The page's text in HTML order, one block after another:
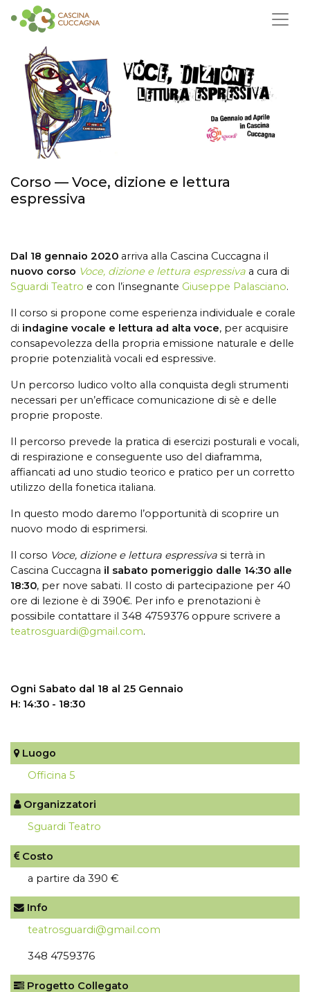
Corso — Voce, dizione e lettura
espressiva
Dal 18 gennaio 2020 arriva alla Cascina Cuccagna il
nuovo corso Voce, dizione e lettura espressiva a cura di
Sguardi Teatro e con l’insegnante Giuseppe Palasciano.
Il corso si propone come esperienza individuale e corale
di indagine vocale e lettura ad alta voce, per acquisire
consapevolezza della propria emissione naturale e delle
proprie potenzialità vocali ed espressive.
Un percorso ludico volto alla conquista degli strumenti
necessari per un’efficace comunicazione di sè e delle
proprie proposte.
Il percorso prevede la pratica di esercizi posturali e vocali,
di respirazione e conseguente uso del diaframma,
affiancati ad uno studio teorico e pratico per un corretto
utilizzo della fonetica italiana.
In questo modo daremo l’opportunità di scoprire un
nuovo modo di esprimersi.
Il corso Voce, dizione e lettura espressiva si terrà in
Cascina Cuccagna il sabato pomeriggio dalle 14:30 alle
18:30, per nove sabati. Il costo di partecipazione per 40
ore di lezione è di 390€. Per info e prenotazioni è
possibile contattare il 348 4759376 oppure scrivere a
teatrosguardi@gmail.com.
Ogni Sabato dal 18 al 25 Gennaio
H: 14:30 - 18:30
Luogo
Officina 5
Organizzatori
Sguardi Teatro
Costo
a partire da 390 €
Info
teatrosguardi@gmail.com
348 4759376
Progetto Collegato